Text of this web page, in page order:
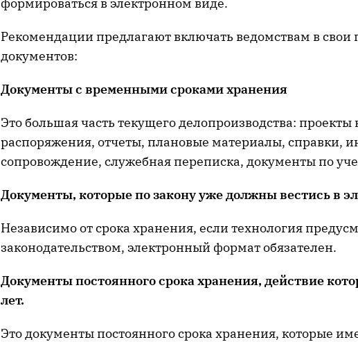
Рекомендации предлагают включать ведомствам в
документов:
Документы с временными сроками хранения
Это большая часть текущего делопроизводства:
распоряжения, отчеты, плановые материалы, справки,
сопровождение, служебная переписка, документы по
Документы, которые по закону уже должны вестись в
Независимо от срока хранения, если технология
законодательством, электронный формат обязателен.
Документы постоянного срока хранения, действие
лет.
Это документы постоянного срока хранения, которые